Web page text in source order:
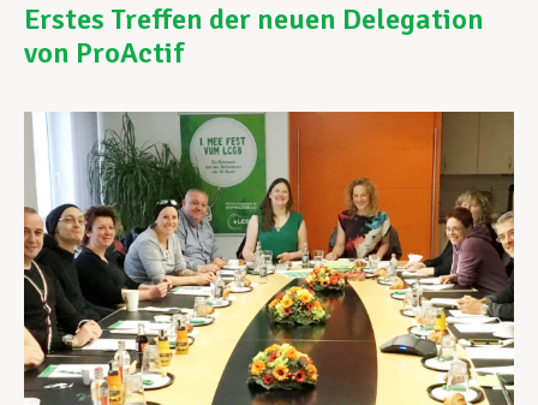
Ihre Rechte
Unterstützung im Privatleben
Berufliche Weiterentwicklung
Mitglied werden
Erstes Treffen der neuen Delegation
von ProActif